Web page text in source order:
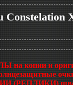
Constelation
и
(РЕПЛИКИ)